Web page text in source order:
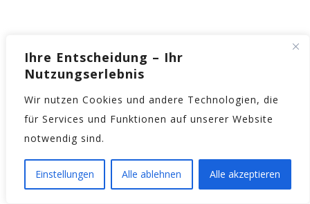
Ihre Entscheidung – Ihr
Nutzungserlebnis
Wir nutzen Cookies und andere Technologien, die
für Services und Funktionen auf unserer Website
notwendig sind.
Einstellungen Alle ablehnen Alle akzeptieren